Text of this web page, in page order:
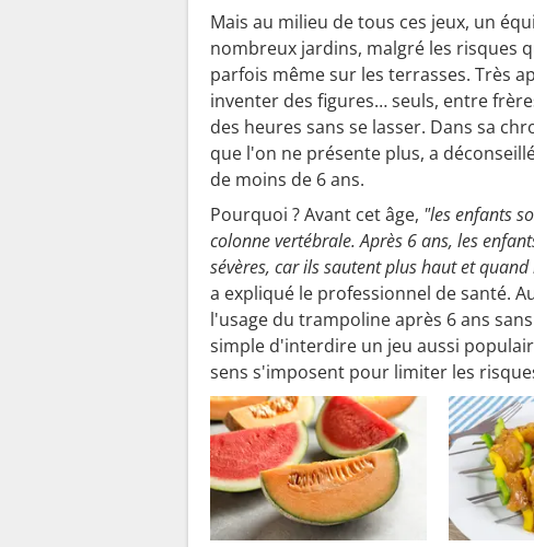
Mais au milieu de tous ces jeux, un
nombreux jardins, malgré les risques
parfois même sur les terrasses. Très
inventer des figures… seuls, entre
des heures sans se lasser. Dans sa
que l'on ne présente plus, a
de moins de 6 ans.
Pourquoi ? Avant cet âge, "les enfants
colonne vertébrale. Après 6 ans, les
sévères, car ils sautent plus haut et
a expliqué le professionnel de santé.
l'usage du trampoline après 6 ans
simple d'interdire un jeu aussi
sens s'imposent pour limiter les